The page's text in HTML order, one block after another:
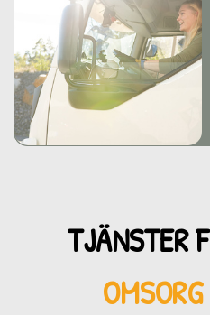
TJÄNSTER